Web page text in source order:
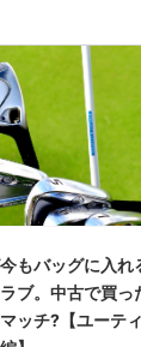
もバッグに入れ
ブ。中古で買っ
ッチ?【ユーティ